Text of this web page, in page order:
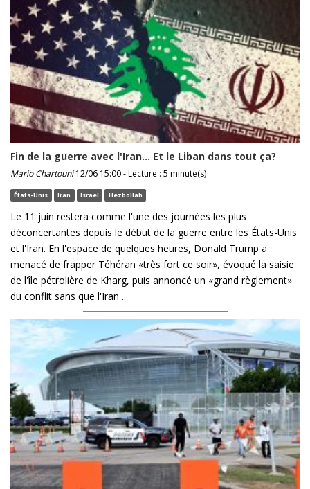
Fin de la guerre avec l'Iran... Et le Liban dans tout ça?
Mario Chartouni12/06 15:00 - Lecture : 5 minute(s)
États-Unis Iran Israël Hezbollah
Le 11 juin restera comme l'une des journées les plus
déconcertantes depuis le début de la guerre entre les États-Unis
et l'Iran. En l'espace de quelques heures, Donald Trump a
menacé de frapper Téhéran «très fort ce soir», évoqué la saisie
de l'île pétrolière de Kharg, puis annoncé un «grand règlement»
du conflit sans que l'Iran ...